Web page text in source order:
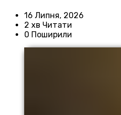
16 Липня, 2026
2 хв Читати
0 Поширили